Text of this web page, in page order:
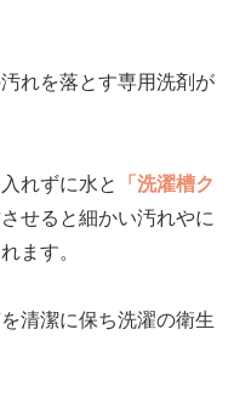
れを落とす専用洗剤が
れずに水と
「洗濯槽ク
せると細かい汚れやに
ます。
清潔に保ち洗濯の衛生